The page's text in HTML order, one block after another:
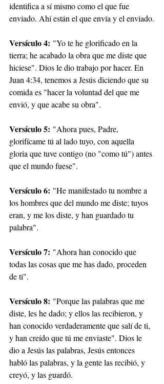
identifica a sí mismo como el que fue
enviado. Ahí están el que envía y el enviado.
Versículo 4: "Yo te he glorificado en la
tierra; he acabado la obra que me diste que
hiciese". Dios le dio trabajo por hacer. En
Juan 4:34, tenemos a Jesús diciendo que su
comida es "hacer la voluntad del que me
envió, y que acabe su obra".
Versículo 5: "Ahora pues, Padre,
glorifícame tú al lado tuyo, con aquella
gloria que tuve contigo (no "como tú") antes
que el mundo fuese".
Versículo 6: "He manifestado tu nombre a
los hombres que del mundo me diste; tuyos
eran, y me los diste, y han guardado tu
palabra".
Versículo 7: "Ahora han conocido que
todas las cosas que me has dado, proceden
de ti".
Versículo 8: "Porque las palabras que me
diste, les he dado; y ellos las recibieron, y
han conocido verdaderamente que salí de ti,
y han creído que tú me enviaste". Dios le
dio a Jesús las palabras, Jesús entonces
habló las palabras, y la gente las recibió, y
creyó, y las guardó.